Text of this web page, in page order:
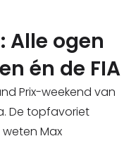
Alle ogen
én de FIA
Prix-weekend van
De topfavoriet
weten Max